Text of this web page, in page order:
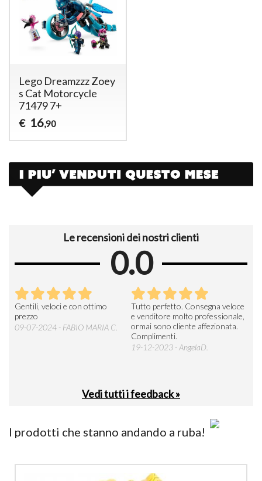
Lego Dreamzzz Zoey
s Cat Motorcycle
71479 7+
€ 16,90
Le recensioni dei nostri clienti
0.0
Gentili, veloci e con ottimo
prezzo
09-07-2024 - FABIO MARIA C.
Tutto perfetto. Consegna veloce
e venditore molto professionale,
ormai sono cliente affezionata.
Complimenti.
19-12-2023 - AngelaD.
Vedi tutti i feedback »
I prodotti che stanno andando a ruba!